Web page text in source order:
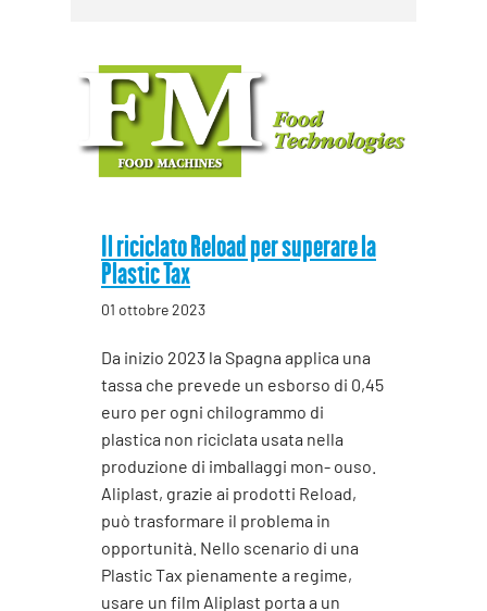
Il riciclato Reload per superare la
Plastic Tax
01 ottobre 2023
Da inizio 2023 la Spagna applica una
tassa che prevede un esborso di 0,45
euro per ogni chilogrammo di
plastica non riciclata usata nella
produzione di imballaggi mon- ouso.
Aliplast, grazie ai prodotti Reload,
può trasformare il problema in
opportunità. Nello scenario di una
Plastic Tax pienamente a regime,
usare un film Aliplast porta a un